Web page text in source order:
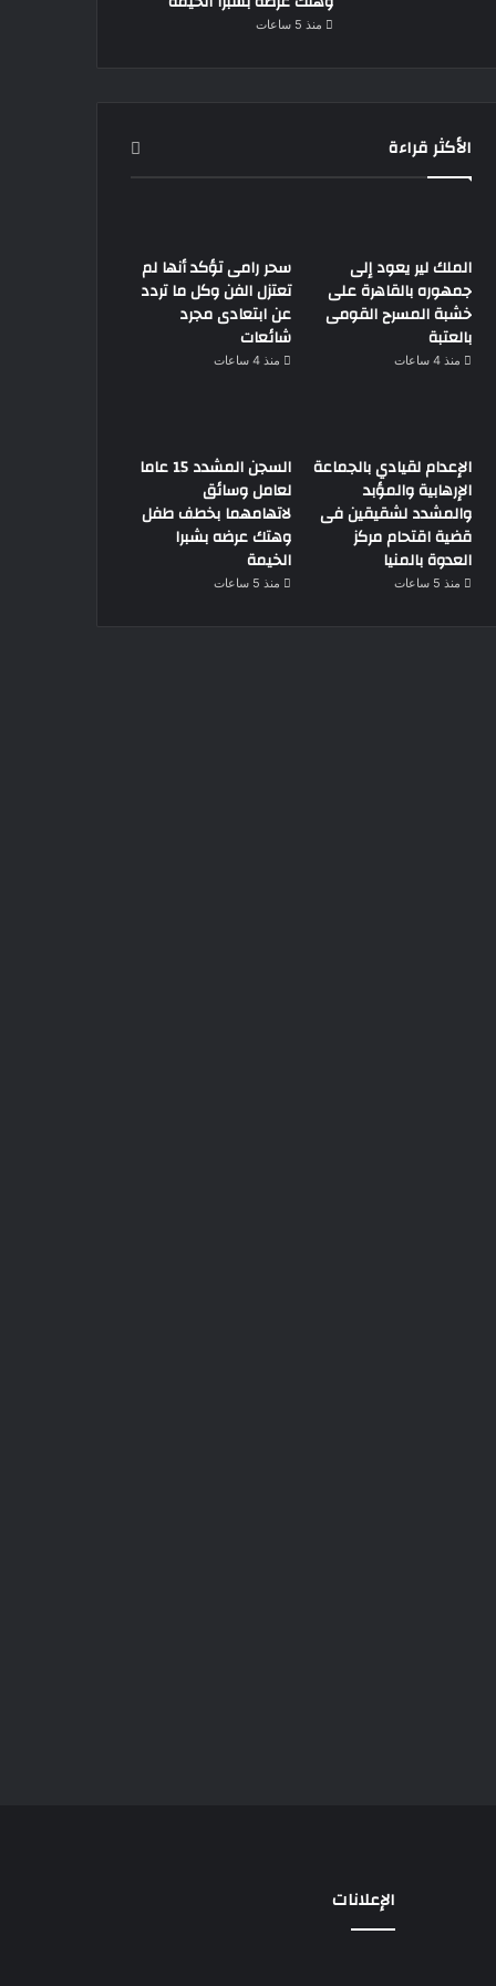
منذ 5 ساعات
الأكثر قراءة
الملك لير يعود إلى
جمهوره بالقاهرة على
خشبة المسرح القومى
بالعتبة
منذ 4 ساعات
سحر رامى تؤكد أنها لم
تعتزل الفن وكل ما تردد
عن ابتعادى مجرد
شائعات
منذ 4 ساعات
الإعدام لقيادي بالجماعة
الإرهابية والمؤبد
والمشدد لشقيقين فى
قضية اقتحام مركز
العدوة بالمنيا
منذ 5 ساعات
السجن المشدد 15 عاما
لعامل وسائق
لاتهامهما بخطف طفل
وهتك عرضه بشبرا
الخيمة
منذ 5 ساعات
الإعلانات